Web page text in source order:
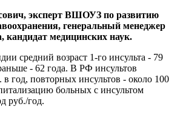
эксперт ВШОУЗ по развитию
генеральный менеджер
медицинских наук.
средний возраст 1-го инсульта - 79
- 62 года. В РФ инсультов
в год, повторных инсультов - около 100
больных с инсультом
руб./год.